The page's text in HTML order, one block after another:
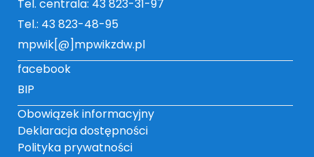
Tel. centrala: 43 823-31-97
Tel.: 43 823-48-95
mpwik[@]mpwikzdw.pl
facebook
BIP
Obowiązek informacyjny
Deklaracja dostępności
Polityka prywatności